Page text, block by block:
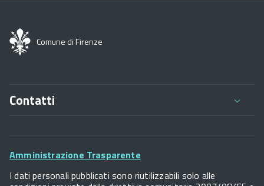
Comune di Firenze
Contatti
Palazzo Vecchio
P.IVA 01307110484
Footer
Amministrazione Trasparente
I dati personali pubblicati sono riutilizzabili solo alle